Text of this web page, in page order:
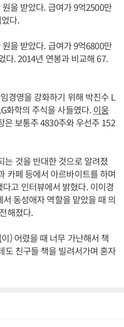
을 받았다. 급여가 9억2500만
다.
을 받았다. 급여가 9억6800만
다. 2014년 연봉과 비교해 67.
경영을 강화하기 위해 박진수 L
화학의 주식을 사들였다.이웅
은 보통주 4830주와 우선주 152
는 것을 반대한 것으로 알려졌
카페 등에서 아르바이트를 하며
고 인터뷰에서 밝혔다. 이이경
서 동성애자 역할을 맡았을 때 의
해졌다.
이) 어렸을 때 너무 가난해서 책
도 친구들 책을 빌려서가며 혼자